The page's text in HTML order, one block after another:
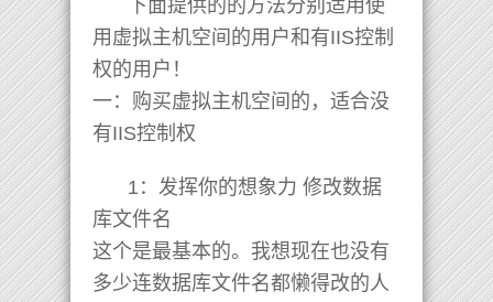
下面提供的的方法分别适用使
用虚拟主机空间的用户和有IIS控制
权的用户！
一：购买虚拟主机空间的，适合没
有IIS控制权
1：发挥你的想象力 修改数据
库文件名
这个是最基本的。我想现在也没有
多少连数据库文件名都懒得改的人